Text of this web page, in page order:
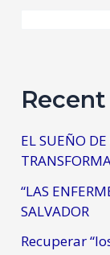
EL SUEÑO
“LAS
SALVADOR
Recuperar